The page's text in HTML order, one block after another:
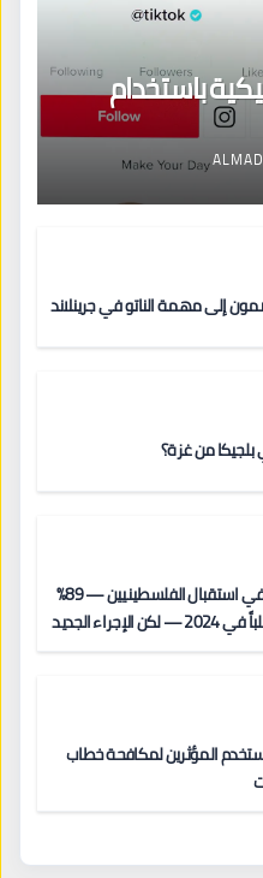
باستخدام
إلى مهمة الناتو في جرينلاند
من غزة؟
بلجيكا: الأولى أوروبياً في استقبال الفلسطينيين — 89%
قبول لغزة و5,332 طلباً في 2024 — لكن الإجراء الجديد
المؤثرين لمكافحة خطاب